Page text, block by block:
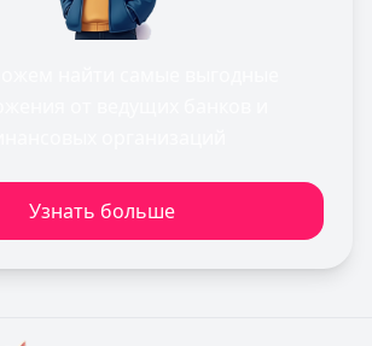
Узнать больше